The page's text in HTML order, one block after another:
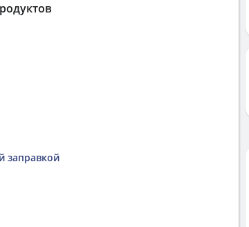
заправкой